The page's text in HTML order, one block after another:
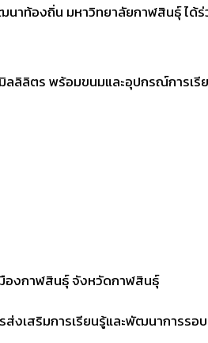
าท้องถิ่น มหาวิทยาลัยกาฬสินธุ์ ได้ร่
ลิลิตร พร้อมขนมและอุปกรณ์การเรี
องกาฬสินธุ์ จังหวัดกาฬสินธุ์
เสริมการเรียนรู้และพัฒนาการรอ